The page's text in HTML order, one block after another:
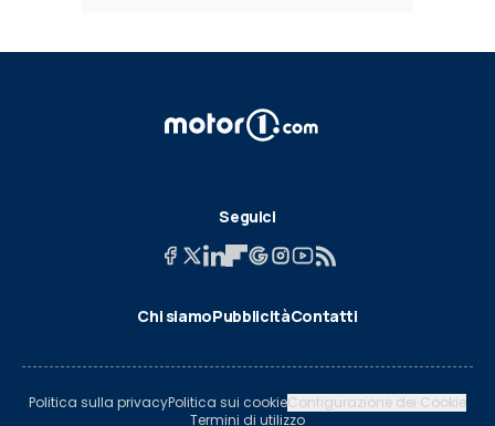
Seguici
Chi siamoPubblicitàContatti
Politica sulla privacyPolitica sui cookieConfigurazione dei Cookie
Termini di utilizzo